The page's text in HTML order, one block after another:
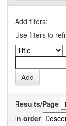
Add filters:
Use filters to
Results/Page
In order